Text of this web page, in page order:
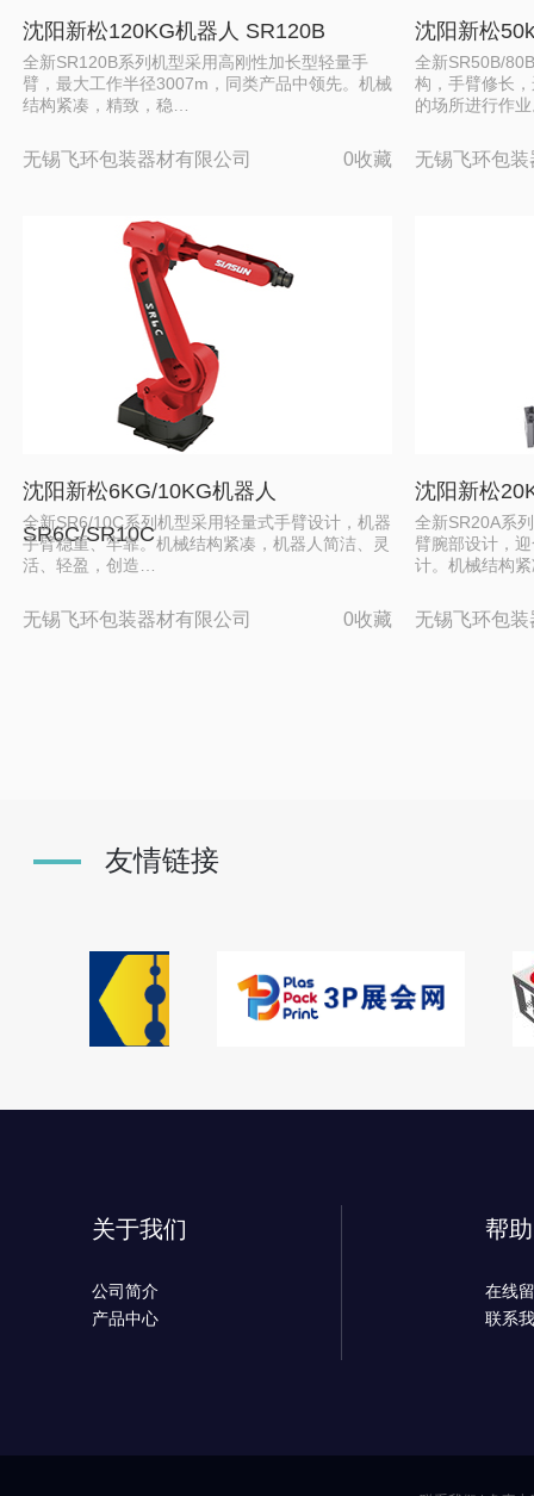
沈阳新松120KG机器人 SR120B
全新SR120B系列机型采用高刚性加长型轻量手
臂，最大工作半径3007m，同类产品中领先。机械
结构紧凑，精致，稳…
无锡飞环包装器材有限公司 0收藏
沈阳新松
全新SR50B/
构，手臂修长
的场所进行作
无锡飞环包
沈阳新松6KG/10KG机器人
SR6C/SR10C
全新SR6/10C系列机型采用轻量式手臂设计，机器
手臂稳重、牢靠。机械结构紧凑，机器人简洁、灵
活、轻盈，创造…
无锡飞环包装器材有限公司 0收藏
沈阳新松
全新SR20A系
臂腕部设计，
计。机械结构
无锡飞环包
友情链接
关于我们
公司简介
产品中心
帮
在线
联系